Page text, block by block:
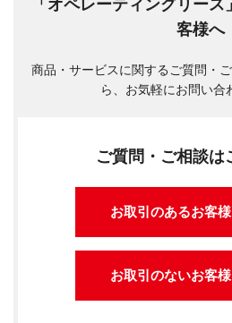
「オペレーティングリー
客様へ
商品・サービスに関するご質問・
ら、お気軽にお問い合
ご質問・ご相談は
お取引のあるお客
お取引のないお客